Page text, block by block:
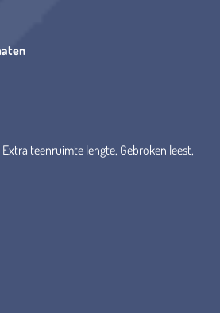
teenruimte lengte, Gebroken leest,